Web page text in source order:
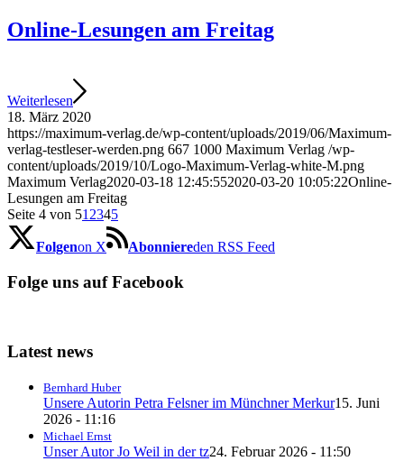
Online-Lesungen am Freitag
Weiterlesen
18. März 2020
https://maximum-verlag.de/wp-content/uploads/2019/06/Maximum-
verlag-testleser-werden.png 667 1000 Maximum Verlag /wp-
content/uploads/2019/10/Logo-Maximum-Verlag-white-M.png
Maximum Verlag2020-03-18 12:45:552020-03-20 10:05:22Online-
Lesungen am Freitag
Seite 4 von 51 2345
Folgenon X Abonniereden RSS Feed
Folge uns auf Facebook
Latest news
Bernhard Huber
Unsere Autorin Petra Felsner im Münchner Merkur15. Juni
2026 - 11:16
Michael Ernst
Unser Autor Jo Weil in der tz24. Februar 2026 - 11:50